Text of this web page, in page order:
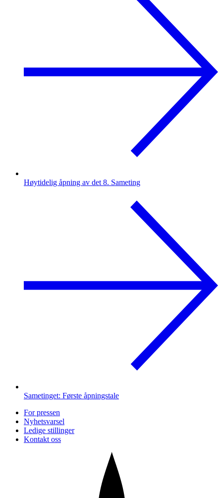
Høytidelig åpning av det 8. Sameting
Sametinget: Første åpningstale
For pressen
Nyhetsvarsel
Ledige stillinger
Kontakt oss